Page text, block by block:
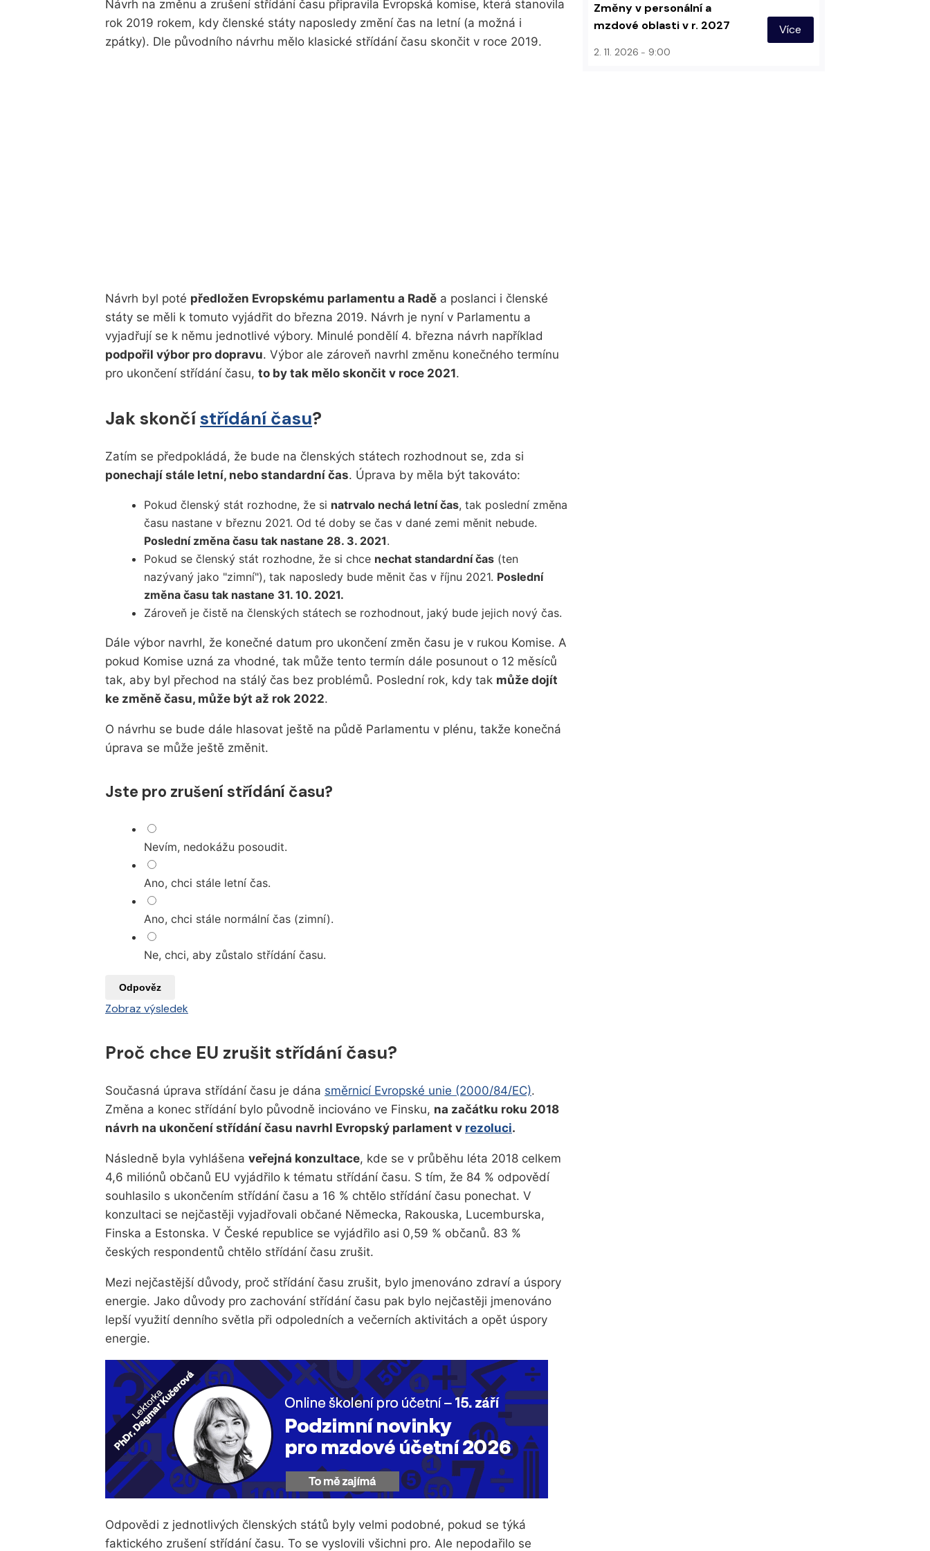
Návrh na změnu a zrušení střídání času připravila Evropská komise, která stanovila
rok 2019 rokem, kdy členské státy naposledy změní čas na letní (a možná i
zpátky). Dle původního návrhu mělo klasické střídání času skončit v roce 2019.
Návrh byl poté předložen Evropskému parlamentu a Radě a poslanci i členské
státy se měli k tomuto vyjádřit do března 2019. Návrh je nyní v Parlamentu a
vyjadřují se k němu jednotlivé výbory. Minulé pondělí 4. března návrh například
podpořil výbor pro dopravu. Výbor ale zároveň navrhl změnu konečného termínu
pro ukončení střídání času, to by tak mělo skončit v roce 2021.
Jak skončístřídání času?
Zatím se předpokládá, že bude na členských státech rozhodnout se, zda si
ponechají stále letní, nebo standardní čas. Úprava by měla být takováto:
Pokud členský stát rozhodne, že si natrvalo nechá letní čas, tak poslední změna
času nastane v březnu 2021. Od té doby se čas v dané zemi měnit nebude.
Poslední změna času tak nastane 28. 3. 2021.
Pokud se členský stát rozhodne, že si chce nechat standardní čas (ten
nazývaný jako "zimní"), tak naposledy bude měnit čas v říjnu 2021. Poslední
změna času tak nastane 31. 10. 2021.
Zároveň je čistě na členských státech se rozhodnout, jaký bude jejich nový čas.
Dále výbor navrhl, že konečné datum pro ukončení změn času je v rukou Komise. A
pokud Komise uzná za vhodné, tak může tento termín dále posunout o 12 měsíců
tak, aby byl přechod na stálý čas bez problémů. Poslední rok, kdy tak může dojít
ke změně času, může být až rok 2022.
O návrhu se bude dále hlasovat ještě na půdě Parlamentu v plénu, takže konečná
úprava se může ještě změnit.
Jste pro zrušení střídání času?
Nevím, nedokážu posoudit.
Ano, chci stále letní čas.
Ano, chci stále normální čas (zimní).
Ne, chci, aby zůstalo střídání času.
Odpověz
Zobraz výsledek
Proč chce EU zrušit střídání času?
Současná úprava střídání času je dána směrnicí Evropské unie (2000/84/EC).
Změna a konec střídání bylo původně inciováno ve Finsku, na začátku roku 2018
návrh na ukončení střídání času navrhl Evropský parlament v rezoluci.
Následně byla vyhlášena veřejná konzultace, kde se v průběhu léta 2018 celkem
4,6 miliónů občanů EU vyjádřilo k tématu střídání času. S tím, že 84 % odpovědí
souhlasilo s ukončením střídání času a 16 % chtělo střídání času ponechat. V
konzultaci se nejčastěji vyjadřovali občané Německa, Rakouska, Lucemburska,
Finska a Estonska. V České republice se vyjádřilo asi 0,59 % občanů. 83 %
českých respondentů chtělo střídání času zrušit.
Mezi nejčastější důvody, proč střídání času zrušit, bylo jmenováno zdraví a úspory
energie. Jako důvody pro zachování střídání času pak bylo nejčastěji jmenováno
lepší využití denního světla při odpoledních a večerních aktivitách a opět úspory
energie.
Odpovědi z jednotlivých členských států byly velmi podobné, pokud se týká
faktického zrušení střídání času. To se vyslovili všichni pro. Ale nepodařilo se
Změny v personální a
mzdové oblasti v r. 2027
2. 11. 2026 9:00
Více